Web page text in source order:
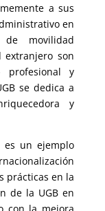
a sus
en
movilidad
extranjero son
profesional y
se dedica a
y
es un ejemplo
prácticas en la
de la UGB en